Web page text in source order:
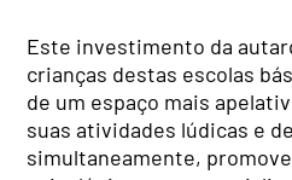
Este investimento da
crianças destas escolas
de um espaço mais
suas atividades lúdicas e
simultaneamente,